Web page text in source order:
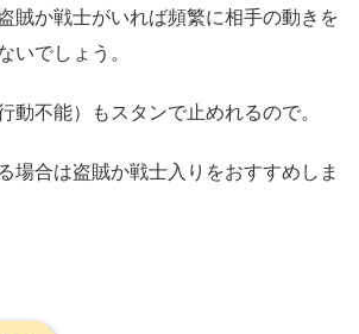
賊か戦士がいれば頻繁に相手の動きを
いでしょう。
動不能）もスタンで止めれるので。
場合は盗賊か戦士入りをおすすめしま